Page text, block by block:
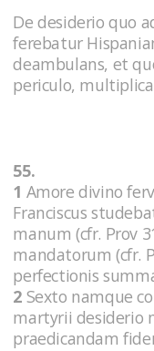
De desiderio quo
ferebatur
deambulans, et
periculo,
55.
1 Amore divino
Franciscus
manum (cfr. Prov
mandatorum (cfr.
perfectionis
2 Sexto namque
martyrii desiderio
praedicandam